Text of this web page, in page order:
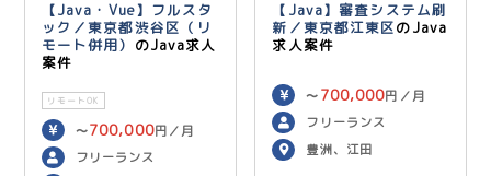
【Java・Vue】フルスタ
ック／東京都渋谷区（リ
モート併用） のJava求人
案件
リモートOK
〜700,000円／月
フリーランス
【Java】審査システム刷
新／東京都江東区のJava
求人案件
〜 700,000円／月
フリーランス
豊洲、江田